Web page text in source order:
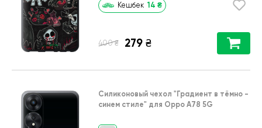
Кешбек 14 ₴
400 ₴ 279 ₴
Силиконовый чехол "Градиент в тёмно -
синем стиле" для Oppo A78 5G